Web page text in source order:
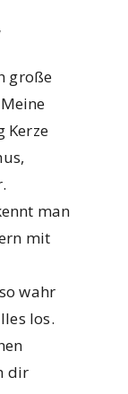
große
Kerze
man
mit
wahr
los.
dir